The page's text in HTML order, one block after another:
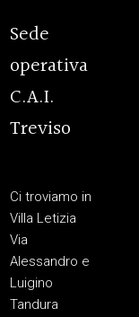
Sede
operativa
C.A.I.
Treviso
Ci troviamo in
Villa Letizia
Via
Alessandro e
Luigino
Tandura